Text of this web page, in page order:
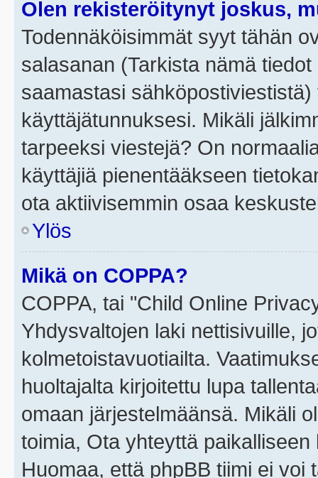
Olen rekisteröitynyt joskus,
Todennäköisimmät syyt tähän
salasanan (Tarkista nämä
saamastasi
käyttäjätunnuksesi. Mikäli
tarpeeksi viestejä? On
käyttäjiä pienentääkseen
ota aktiivisemmin osaa
Ylös
Mikä on COPPA?
COPPA, tai "Child Online
Yhdysvaltojen laki nettisivuille,
kolmetoistavuotiailta.
huoltajalta kirjoitettu lupa
omaan järjestelmäänsä. Mikäli
toimia, Ota yhteyttä
Huomaa, että phpBB tiimi ei voi